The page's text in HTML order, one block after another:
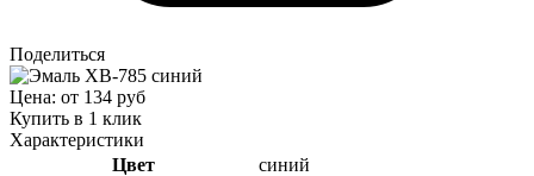
Поделиться
Цена: от 134 руб
Купить в 1 клик
Характеристики
Цвет
синий